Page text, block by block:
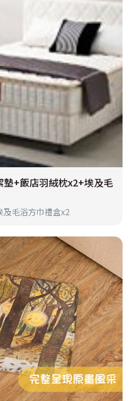
+飯店羽絨枕x2+埃及毛
毛浴方巾禮盒x2